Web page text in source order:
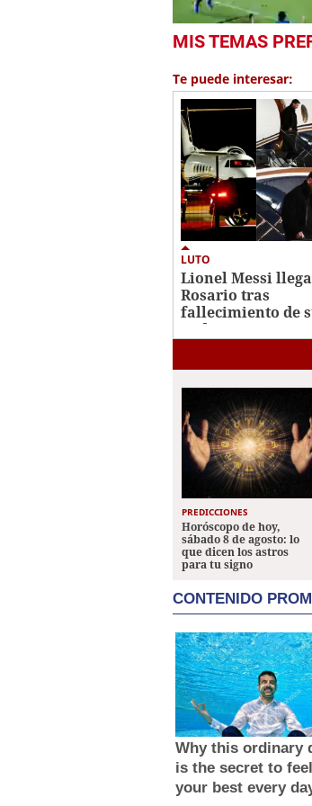
seconds
1
minute,
39
seconds
0%
MIS TEMAS
Te puede interesar:
LUTO
Lionel Messi
Rosario tras
fallecimiento de
padre Jorge
PREDICCIONES
Horóscopo de hoy,
sábado 8 de agosto: lo
que dicen los astros
para tu signo
CONTENIDO
Why this ordinary
is the secret to
your best every